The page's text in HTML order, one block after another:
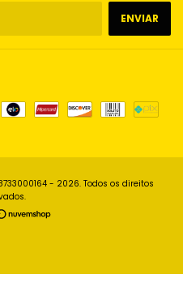
- 2026. Todos os direitos